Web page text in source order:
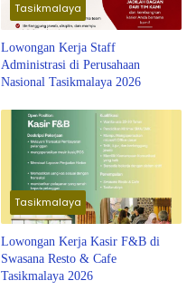
Tasikmalaya
Lowongan Kerja Staff
Administrasi di Perusahaan
Nasional Tasikmalaya 2026
Tasikmalaya
Lowongan Kerja Kasir F&B di
Swasana Resto & Cafe
Tasikmalaya 2026